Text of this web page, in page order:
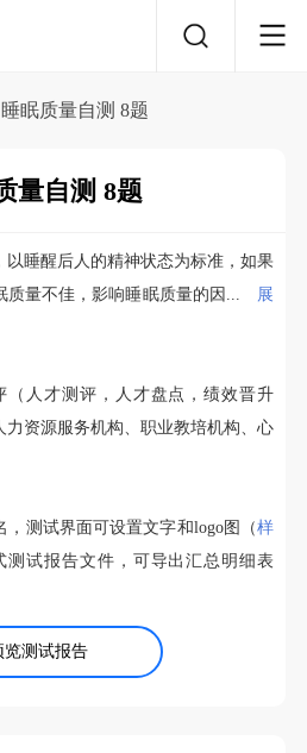
睡眠质量自测 8题
量自测 8题
览测试报告
以睡醒后人的精神状态为标准，如果
量不佳，影响睡眠质量的因...
展
（人才测评，人才盘点，绩效晋升
资源服务机构、职业教培机构、心
，测试界面可设置文字和logo图（样
测试报告文件，可导出汇总明细表